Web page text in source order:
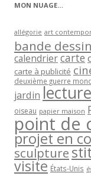
MON NUAGE…
allégorie art
bande
calendriercarte
carte à publicité
deuxième guerre
jardin lecture
oiseau papier maison
point de
projet en
sculpture
visite États-Unis